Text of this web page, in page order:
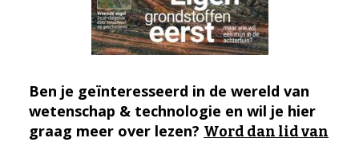
Ben je geïnteresseerd in de wereld van
wetenschap & technologie en wil je hier
graag meer over lezen? Word dan lid van